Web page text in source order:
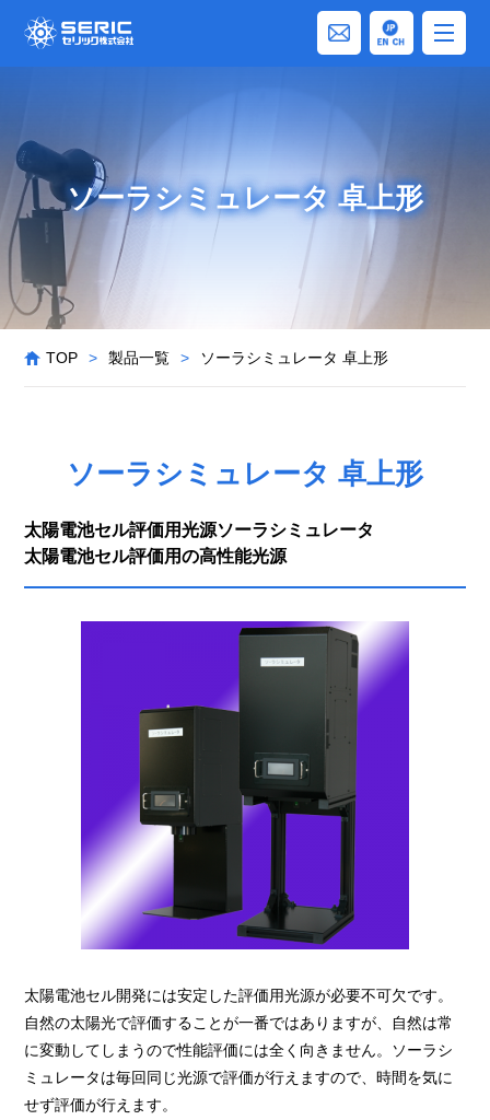
ソーラシミュレータ 卓上形
TOP > 製品一覧 > ソーラシミュレータ 卓上形
ソーラシミュレータ 卓上形
太陽電池セル評価用光源ソーラシミュレータ
太陽電池セル評価用の高性能光源
太陽電池セル開発には安定した評価用光源が必要不可欠です。
自然の太陽光で評価することが一番ではありますが、自然は常
に変動してしまうので性能評価には全く向きません。ソーラシ
ミュレータは毎回同じ光源で評価が行えますので、時間を気に
せず評価が行えます。